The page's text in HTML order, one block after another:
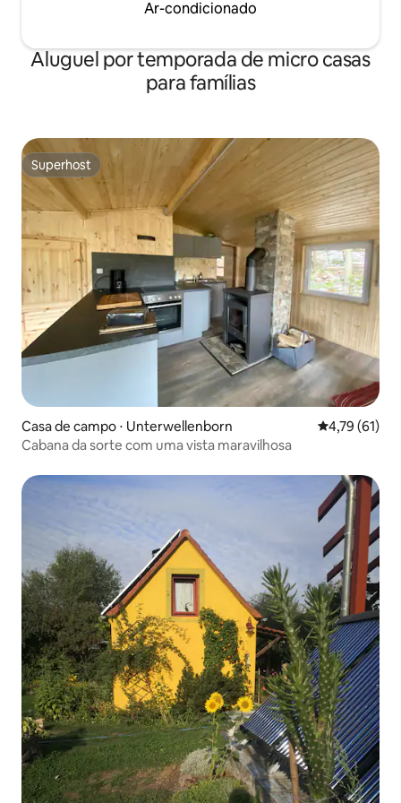
Ar-condicionado
Aluguel por temporada de micro casas
para famílias
Superhost
Superhost
Casa de campo ⋅ Unterwellenborn 4,79 de uma
4,79 (61)
Cabana da sorte com uma vista maravilhosa